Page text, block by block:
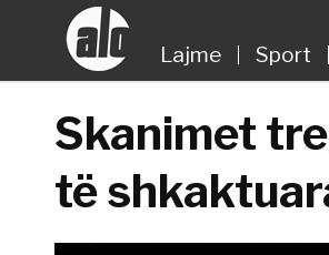
Lajme Sport
Skanimet
të